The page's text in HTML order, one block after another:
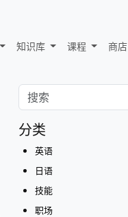
知识库 课程 商店
分类
英语
日语
技能
职场